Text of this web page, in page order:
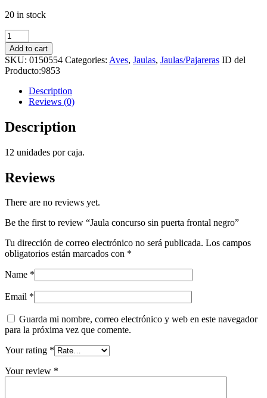
20 in stock
Jaula
concurso
sin
puerta
frontal
negro
quantity
Add to cart
SKU: 0150554 Categories: Aves, Jaulas, Jaulas/Pajareras ID del
Producto:9853
Description
Reviews (0)
Description
12 unidades por caja.
Reviews
There are no reviews yet.
Be the first to review “Jaula concurso sin puerta frontal negro”
Tu dirección de correo electrónico no será publicada. Los campos
obligatorios están marcados con *
Name *
Email *
Guarda mi nombre, correo electrónico y web en este navegador
para la próxima vez que comente.
Your rating *
Your review *